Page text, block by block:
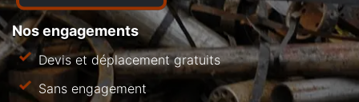
Nos engagements
Devis et déplacement gratuits
Sans engagement